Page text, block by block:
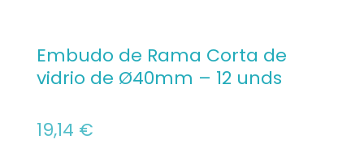
Embudo de Rama Corta de
vidrio de Ø40mm – 12 unds
19,14 €